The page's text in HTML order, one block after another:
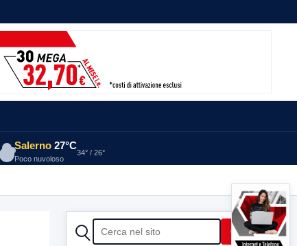
Salerno 27°C
Poco nuvoloso
34° / 26°
CERCA Cerca